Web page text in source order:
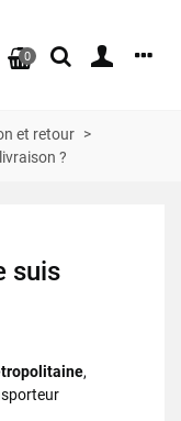
0
et retour >
?
suis
,